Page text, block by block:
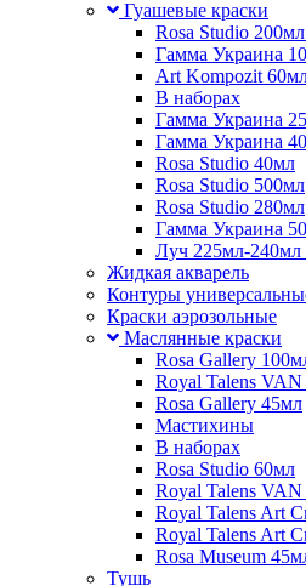
Гуашевые краски
Rosa Studio
Гамма Украина
Art Kompozit
В наборах
Гамма Украина
Гамма Украина
Rosa Studio 40мл
Rosa Studio 500мл
Rosa Studio 280мл
Гамма Украина
Луч 225мл-
Жидкая акварель
Контуры
Краски аэрозольные
Маслянные краски
Rosa Gallery
Royal Talens
Rosa Gallery 45мл
Мастихины
В наборах
Rosa Studio 60мл
Royal Talens
Royal Talens Art
Royal Talens Art
Rosa Museum
Тушь